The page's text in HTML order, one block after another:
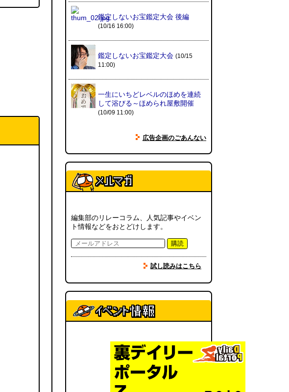
eco小（2026.8.3 朝エッセイと更
新情報）(ほり)
夏の良さ、庭の木を抜く、AIっぽ
さ・7/25～31 のデイリーポータ
おもしろいって言われたい 第1回
冷房の壊れた焼肉屋（2026.8.2
朝エッセイと更新情報）(トルー)
(08.02 10:00)
(玉置標本) (08.01 18:00)
非常口の可能性があるタイヤ
青森駅前にはビーチがある(読者
投稿) (08.01 16:00)
たい(つりばんど岡村) (08.01
11:00)
マンゴーみたいに切る(トルー)
(08.01 11:00)
鑑定しないお宝鑑定大会 後編
(10/16 16:00)
鑑定しないお宝鑑定大会 (10/15
11:00)
一生にいちどレベルのほめを連続
して浴びる～ほめられ屋敷開催
(10/09 11:00)
広告企画のごあんない
編集部のリレーコラム、人気記事やイベン
ト情報などをおとどけします。
購読
試し読みはこちら